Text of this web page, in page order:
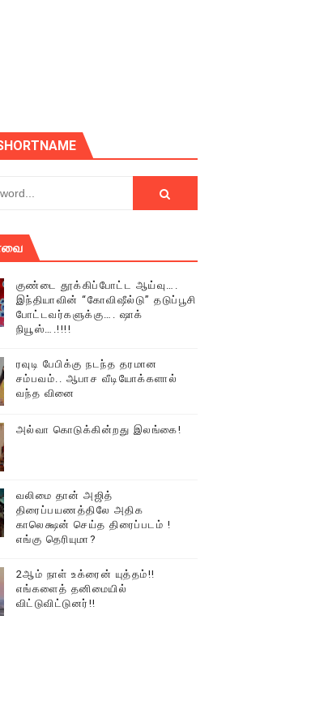
தமிழ்மக்கள்!!
குண்டை தூக்கிப்போட்ட ஆய்வு….
இந்தியாவின் “கோவிஷீல்டு” தடுப்பூசி
போட்டவர்களுக்கு…. ஷாக்
நியூஸ்….!!!!
ரவுடி பேபிக்கு நடந்த தரமான
சம்பவம்.. ஆபாச வீடியோக்களால்
வந்த வினை
அல்வா கொடுக்கின்றது இலங்கை!
வலிமை தான் அஜித்
திரைப்பயணத்திலே அதிக
காலெக்ஷன் செய்த திரைப்படம் !
எங்கு தெரியுமா?
2ஆம் நாள் உக்ரைன் யுத்தம்!!
எங்களைத் தனிமையில்
விட்டுவிட்டுனர்!!